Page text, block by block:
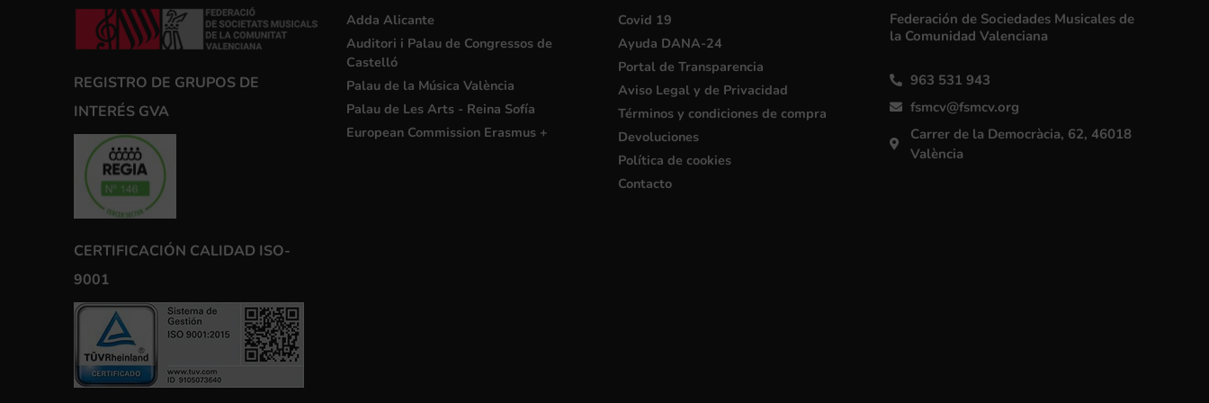
REGISTRO DE GRUPOS DE
INTERÉS GVA
CERTIFICACIÓN CALIDAD ISO-
9001
Adda Alicante
Auditori i Palau de Congressos de
Castelló
Palau de la Música València
Palau de Les Arts - Reina Sofía
European Commission Erasmus +
Covid 19
Ayuda DANA-24
Portal de Transparencia
Aviso Legal y de Privacidad
Términos y condiciones de compra
Devoluciones
Política de cookies
Contacto
Federación de Sociedades Musicales de
la Comunidad Valenciana
963 531 943
fsmcv@fsmcv.org
Carrer de la Democràcia, 62, 46018
València